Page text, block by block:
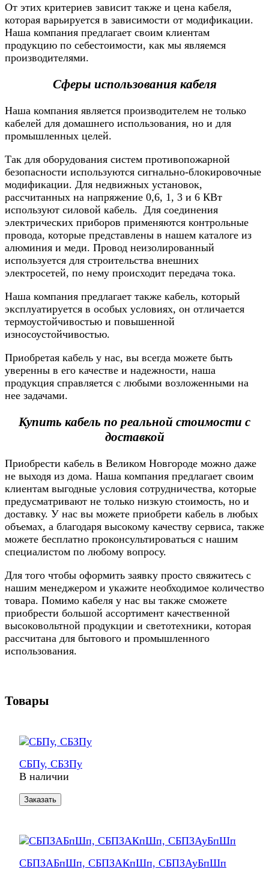
От этих критериев зависит также и цена кабеля,
которая варьируется в зависимости от модификации.
Наша компания предлагает своим клиентам
продукцию по себестоимости, как мы являемся
производителями.
Сферы использования кабеля
Наша компания является производителем не только
кабелей для домашнего использования, но и для
промышленных целей.
Так для оборудования систем противопожарной
безопасности используются сигнально-блокировочные
модификации. Для недвижных установок,
рассчитанных на напряжение 0,6, 1, 3 и 6 КВт
используют силовой кабель. Для соединения
электрических приборов применяются контрольные
провода, которые представлены в нашем каталоге из
алюминия и меди. Провод неизолированный
используется для строительства внешних
электросетей, по нему происходит передача тока.
Наша компания предлагает также кабель, который
эксплуатируется в особых условиях, он отличается
термоустойчивостью и повышенной
износоустойчивостью.
Приобретая кабель у нас, вы всегда можете быть
уверенны в его качестве и надежности, наша
продукция справляется с любыми возложенными на
нее задачами.
Купить кабель по реальной стоимости с
доставкой
Приобрести кабель в Великом Новгороде можно даже
не выходя из дома. Наша компания предлагает своим
клиентам выгодные условия сотрудничества, которые
предусматривают не только низкую стоимость, но и
доставку. У нас вы можете приобрети кабель в любых
объемах, а благодаря высокому качеству сервиса, также
можете бесплатно проконсультироваться с нашим
специалистом по любому вопросу.
Для того чтобы оформить заявку просто свяжитесь с
нашим менеджером и укажите необходимое количество
товара. Помимо кабеля у нас вы также сможете
приобрести большой ассортимент качественной
высоковольтной продукции и светотехники, которая
рассчитана для бытового и промышленного
использования.
Товары
СБПу, СБЗПу
В наличии
Заказать
СБПЗАБпШп, СБПЗАКпШп, СБПЗАуБпШп